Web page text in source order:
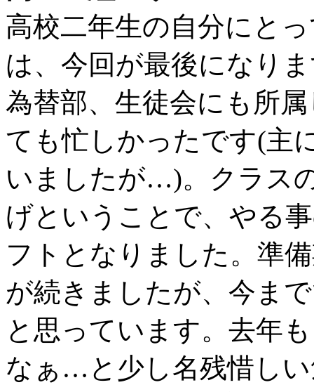
高校二年生の自分にと
は、今回が最後になり
為替部、生徒会にも所
ても忙しかったです(主
いましたが…)。クラス
げということで、やる
フトとなりました。準
が続きましたが、今ま
と思っています。去年
なぁ…と少し名残惜し